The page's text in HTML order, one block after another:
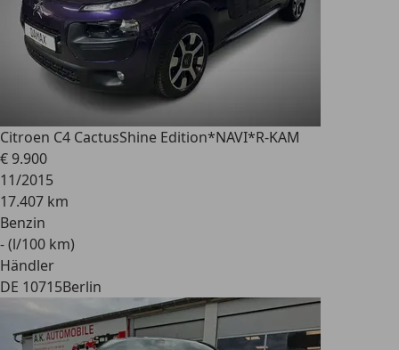
Citroen C4 CactusShine Edition*NAVI*R-KAM
€ 9.900
11/2015
17.407 km
Benzin
- (l/100 km)
Händler
DE 10715Berlin